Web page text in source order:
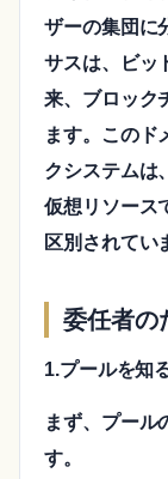
ザーの集団に
サスは、ビッ
来、ブロック
ます。このド
クシステムは
仮想リソース
区別されてい
委任者の
1.プールを知
まず、プール
す。